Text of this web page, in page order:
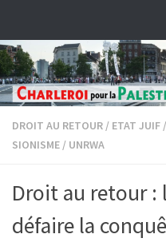
DROIT AU RETOUR / ETAT JUIF /
SIONISME / UNRWA
Droit au retour :
défaire la